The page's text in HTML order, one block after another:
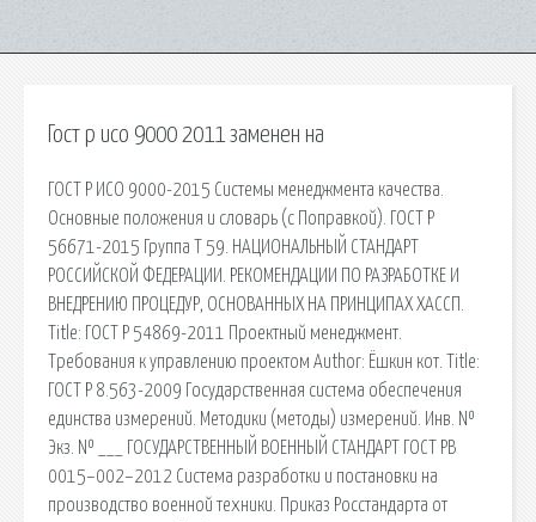
Гост р исо 9000 2011 заменен на
ГОСТ Р ИСО 9000-2015 Системы менеджмента качества.
Основные положения и словарь (с Поправкой). ГОСТ Р
56671-2015 Группа Т 59. НАЦИОНАЛЬНЫЙ СТАНДАРТ
РОССИЙСКОЙ ФЕДЕРАЦИИ. РЕКОМЕНДАЦИИ ПО РАЗРАБОТКЕ И
ВНЕДРЕНИЮ ПРОЦЕДУР, ОСНОВАННЫХ НА ПРИНЦИПАХ ХАССП.
Title: ГОСТ Р 54869-2011 Проектный менеджмент.
Требования к управлению проектом Author: Ёшкин кот. Title:
ГОСТ Р 8.563-2009 Государственная система обеспечения
единства измерений. Методики (методы) измерений. Инв. №
Экз. № ___ ГОСУДАРСТВЕННЫЙ ВОЕННЫЙ СТАНДАРТ ГОСТ РВ
0015–002–2012 Система разработки и постановки на
производство военной техники. Приказ Росстандарта от